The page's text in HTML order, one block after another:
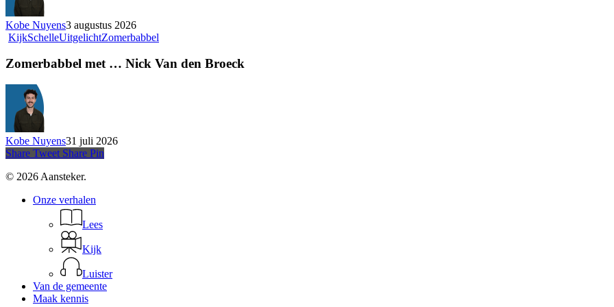
Kobe Nuyens3 augustus 2026
KijkSchelleUitgelichtZomerbabbel
Zomerbabbel met … Nick Van den Broeck
Kobe Nuyens31 juli 2026
Share Tweet Share Pin
© 2026 Aansteker.
Close
Onze verhalen
Lees
Kijk
Luister
Van de gemeente
Maak kennis